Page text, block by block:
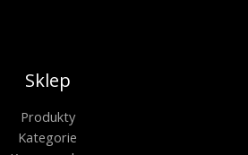
Sklep
Produkty
Kategorie